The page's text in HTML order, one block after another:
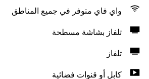
واي فاي متوفر في جميع المناطق
تلفاز بشاشة مسطحة
تلفاز
كابل أو قنوات فضائية